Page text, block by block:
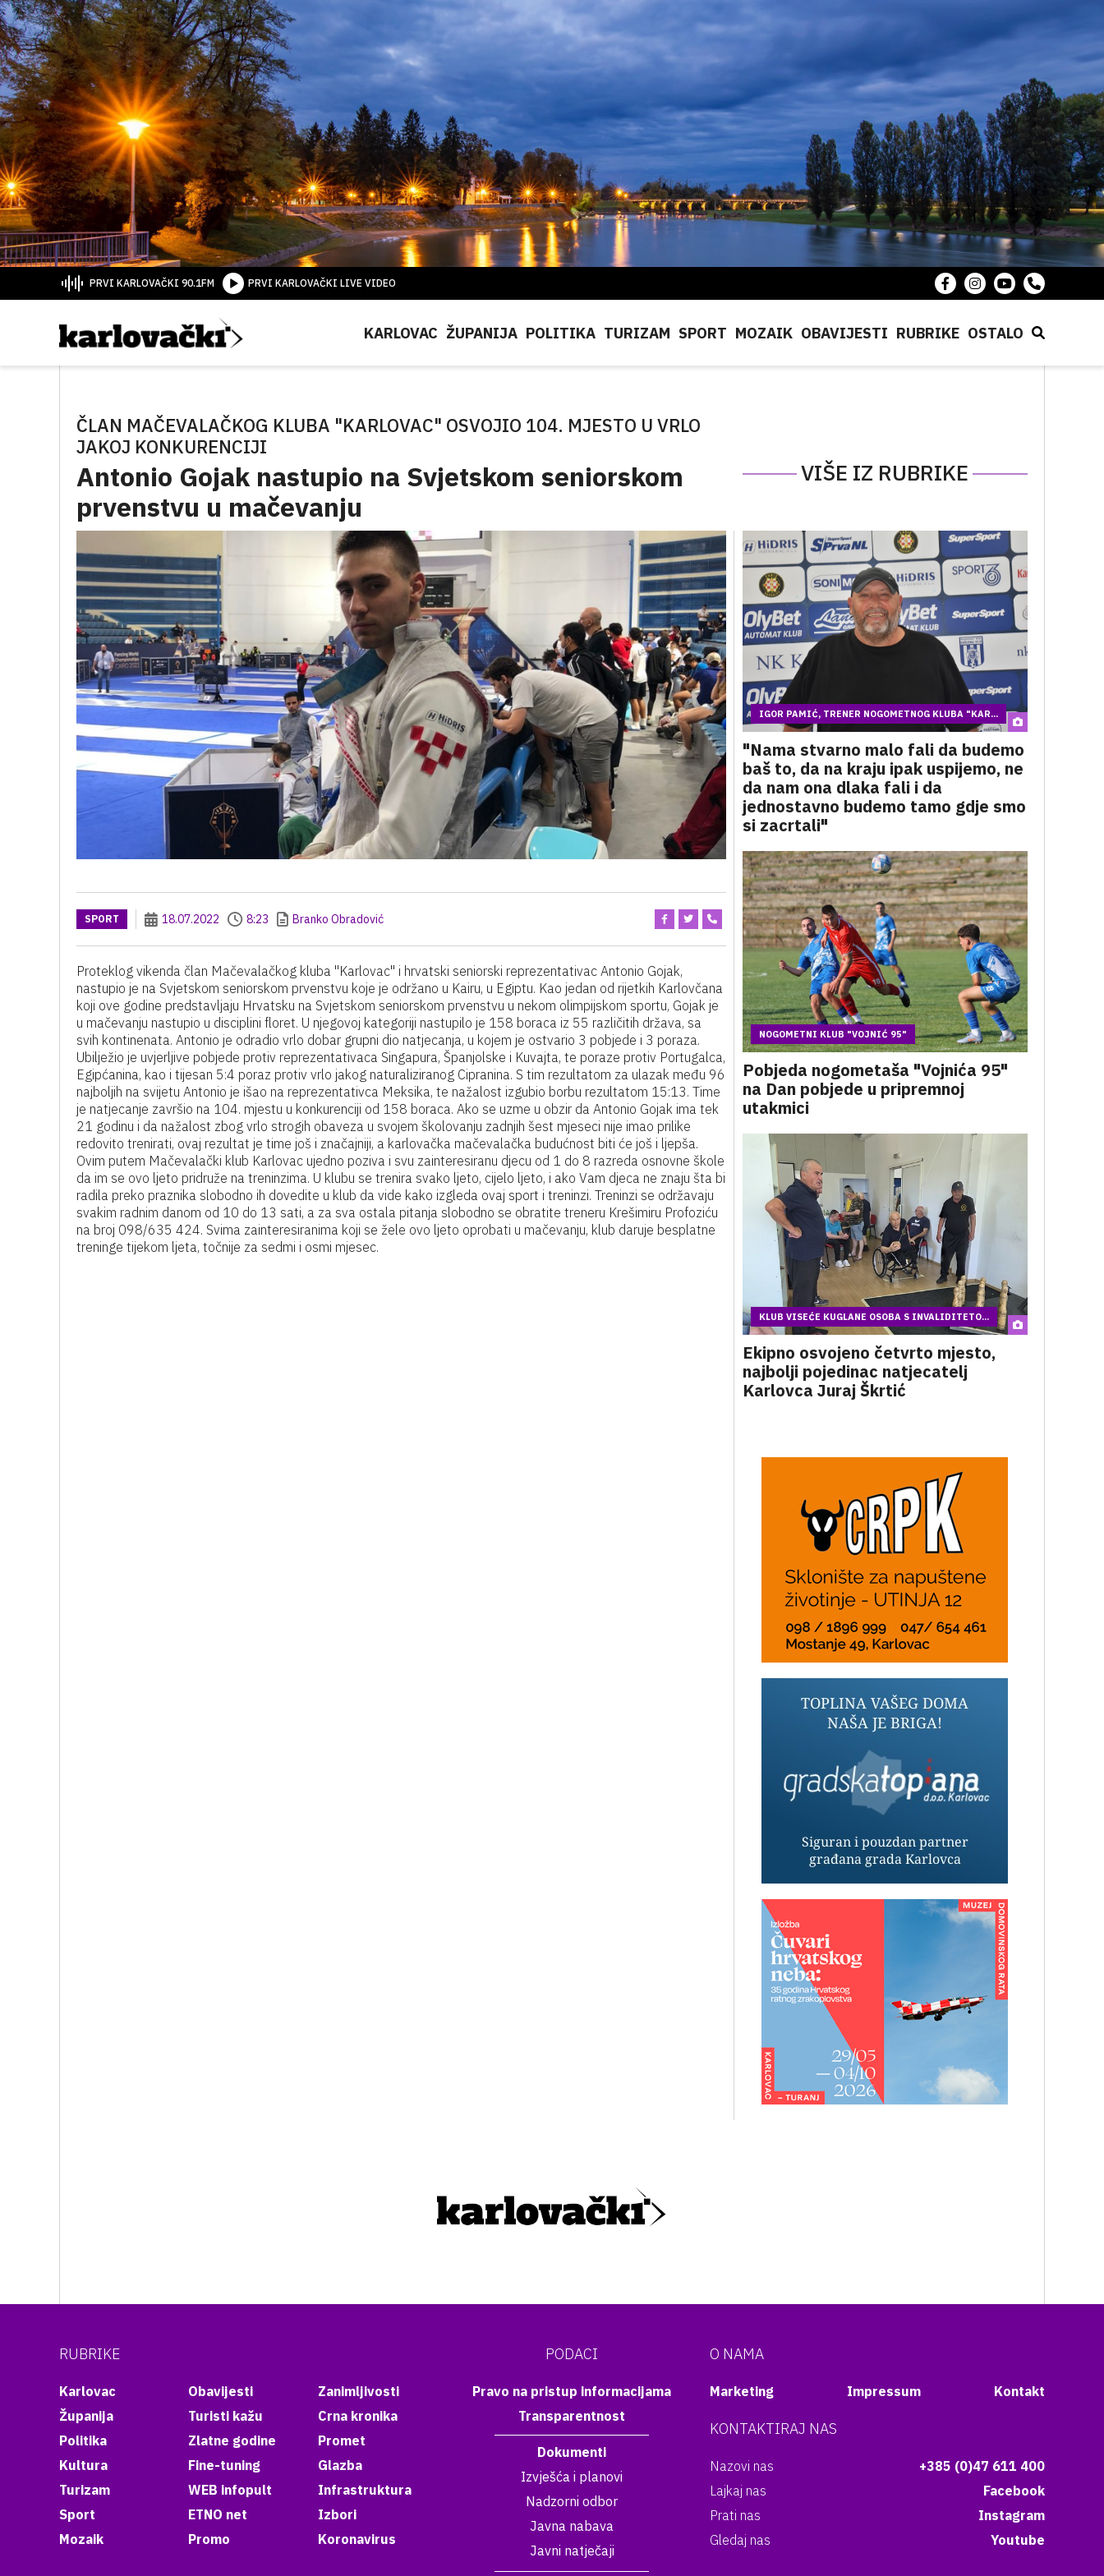
PRVI KARLOVAČKI 90.1FM PRVI KARLOVAČKI LIVE VIDEO
KARLOVAC ŽUPANIJA POLITIKA TURIZAM SPORT MOZAIK OBAVIJESTI RUBRIKE OSTALO
ČLAN MAČEVALAČKOG KLUBA "KARLOVAC" OSVOJIO 104. MJESTO U VRLO
JAKOJ KONKURENCIJI
Antonio Gojak nastupio na Svjetskom seniorskom
prvenstvu u mačevanju
VIŠE IZ RUBRIKE
SPORT 18.07.2022 8:23 Branko Obradović
Proteklog vikenda član Mačevalačkog kluba "Karlovac" i hrvatski seniorski reprezentativac Antonio Gojak,
nastupio je na Svjetskom seniorskom prvenstvu koje je održano u Kairu, u Egiptu. Kao jedan od rijetkih Karlovčana
koji ove godine predstavljaju Hrvatsku na Svjetskom seniorskom prvenstvu u nekom olimpijskom sportu, Gojak je
u mačevanju nastupio u disciplini floret. U njegovoj kategoriji nastupilo je 158 boraca iz 55 različitih država, sa
svih kontinenata. Antonio je odradio vrlo dobar grupni dio natjecanja, u kojem je ostvario 3 pobjede i 3 poraza.
Ubilježio je uvjerljive pobjede protiv reprezentativaca Singapura, Španjolske i Kuvajta, te poraze protiv Portugalca,
Egipćanina, kao i tijesan 5:4 poraz protiv vrlo jakog naturaliziranog Cipranina. S tim rezultatom za ulazak među 96
najboljih na svijetu Antonio je išao na reprezentativca Meksika, te nažalost izgubio borbu rezultatom 15:13. Time
je natjecanje završio na 104. mjestu u konkurenciji od 158 boraca. Ako se uzme u obzir da Antonio Gojak ima tek
21 godinu i da nažalost zbog vrlo strogih obaveza u svojem školovanju zadnjih šest mjeseci nije imao prilike
redovito trenirati, ovaj rezultat je time još i značajniji, a karlovačka mačevalačka budućnost biti će još i ljepša.
Ovim putem Mačevalački klub Karlovac ujedno poziva i svu zainteresiranu djecu od 1 do 8 razreda osnovne škole
da im se ovo ljeto pridruže na treninzima. U klubu se trenira svako ljeto, cijelo ljeto, i ako Vam djeca ne znaju šta bi
radila preko praznika slobodno ih dovedite u klub da vide kako izgleda ovaj sport i treninzi. Treninzi se održavaju
svakim radnim danom od 10 do 13 sati, a za sva ostala pitanja slobodno se obratite treneru Krešimiru Profoziću
na broj 098/635 424. Svima zainteresiranima koji se žele ovo ljeto oprobati u mačevanju, klub daruje besplatne
treninge tijekom ljeta, točnije za sedmi i osmi mjesec.
IGOR PAMIĆ, TRENER NOGOMETNOG KLUBA "KAR...
"Nama stvarno malo fali da budemo
baš to, da na kraju ipak uspijemo, ne
da nam ona dlaka fali i da
jednostavno budemo tamo gdje smo
si zacrtali"
NOGOMETNI KLUB "VOJNIĆ 95"
Pobjeda nogometaša "Vojnića 95"
na Dan pobjede u pripremnoj
utakmici
KLUB VISEĆE KUGLANE OSOBA S INVALIDITETO...
Ekipno osvojeno četvrto mjesto,
najbolji pojedinac natjecatelj
Karlovca Juraj Škrtić
RUBRIKE
Karlovac
Županija
Politika
Kultura
Turizam
Sport
Mozaik
Obavijesti
Turisti kažu
Zlatne godine
Fine-tuning
WEB infopult
ETNO net
Promo
Zanimljivosti
Crna kronika
Promet
Glazba
Infrastruktura
Izbori
Koronavirus
PODACI
Pravo na pristup informacijama
Transparentnost
Dokumenti
Izvješća i planovi
Nadzorni odbor
Javna nabava
Javni natječaji
O NAMA
Marketing Impressum Kontakt
KONTAKTIRAJ NAS
Nazovi nas
+385 (0)47 611 400
Lajkaj nas
Facebook
Prati nas
Instagram
Gledaj nas
Youtube